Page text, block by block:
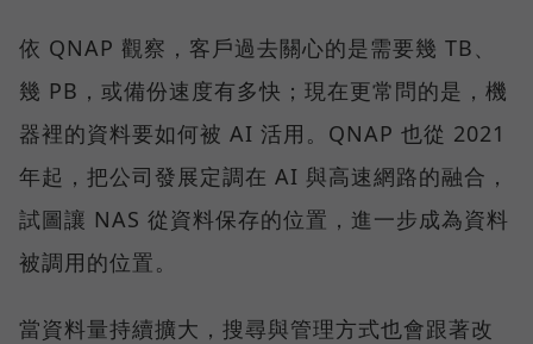
依 QNAP 觀察，客戶過去關心的是需要幾 TB、
幾 PB，或備份速度有多快；現在更常問的是，機
器裡的資料要如何被 AI 活用。QNAP 也從 2021
年起，把公司發展定調在 AI 與高速網路的融合，
試圖讓 NAS 從資料保存的位置，進一步成為資料
被調用的位置。
當資料量持續擴大，搜尋與管理方式也會跟著改